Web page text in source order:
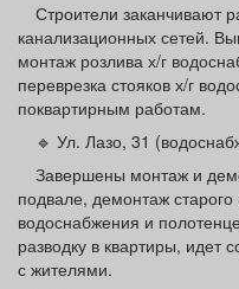
Строители заканчивают
канализационных сетей.
монтаж розлива х/г
переврезка стояков х/г
поквартирным работам.
🔹 Ул. Лазо, 31
Завершены монтаж и
подвале, демонтаж
водоснабжения и
разводку в квартиры, идет
с жителями.